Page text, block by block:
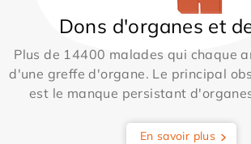
Dons d'organes et
Plus de 14400 malades qui chaque
d'une greffe d'organe. Le principal
est le manque persistant
En savoir plus